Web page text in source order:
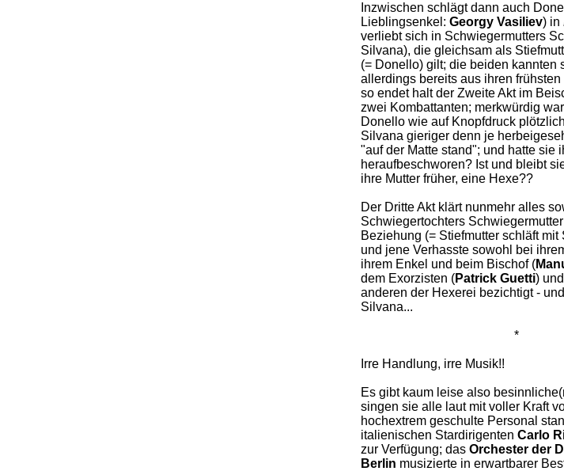
Inzwischen schlägt dann auch
Lieblingsenkel: Georgy Vasiliev) in
verliebt sich in Schwiegermutters
Silvana), die gleichsam als
(= Donello) gilt; die beiden kannten
allerdings bereits aus ihren
so endet halt der Zweite Akt im
zwei Kombattanten; merkwürdig
Donello wie auf Knopfdruck
Silvana gieriger denn je
"auf der Matte stand"; und hatte sie
heraufbeschworen? Ist und bleibt
ihre Mutter früher, eine Hexe??
Der Dritte Akt klärt nunmehr alles
Schwiegertochters
Beziehung (= Stiefmutter schläft mit
und jene Verhasste sowohl bei
ihrem Enkel und beim Bischof (
dem Exorzisten (Patrick Guetti)
anderen der Hexerei bezichtigt -
Silvana...
*
Irre Handlung, irre Musik!!
Es gibt kaum leise also
singen sie alle laut mit voller Kraft
hochextrem geschulte Personal
italienischen Stardirigenten Carlo
zur Verfügung; das Orchester der
Berlin musizierte in erwartbarer